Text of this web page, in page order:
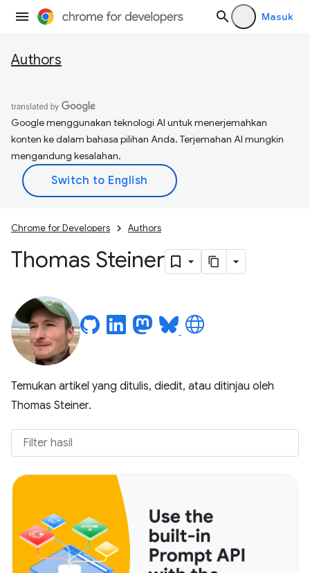
Masuk
Authors
Google menggunakan teknologi AI untuk menerjemahkan
konten ke dalam bahasa pilihan Anda. Terjemahan AI mungkin
mengandung kesalahan.
Chrome for Developers Authors
Thomas Steiner
Temukan artikel yang ditulis, diedit, atau ditinjau oleh
Thomas Steiner.